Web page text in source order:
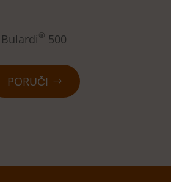
Bulardi® 500
PORUČI